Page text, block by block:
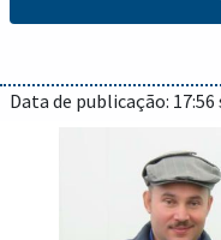
Data de publicação: